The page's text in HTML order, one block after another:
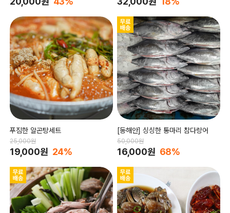
푸짐한 알곤탕세트
25,000원
19,000원 24%
[동해안] 싱싱한 통마리 참다랑어
50,000원
16,000원 68%